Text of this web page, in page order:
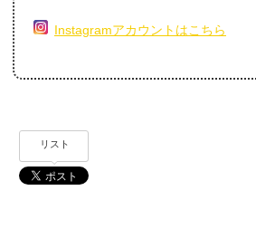
Instagramアカウントはこちら
リスト